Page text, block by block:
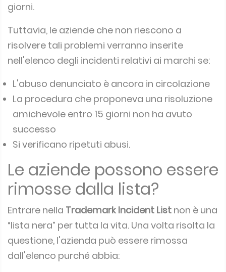
giorni.
Tuttavia, le aziende che non riescono a
risolvere tali problemi verranno inserite
nell'elenco degli incidenti relativi ai marchi se:
L'abuso denunciato è ancora in circolazione
La procedura che proponeva una risoluzione
amichevole entro 15 giorni non ha avuto
successo
Si verificano ripetuti abusi.
Le aziende possono essere
rimosse dalla lista?
Entrare nella Trademark Incident List non è una
“lista nera” per tutta la vita. Una volta risolta la
questione, l'azienda può essere rimossa
dall'elenco purché abbia: